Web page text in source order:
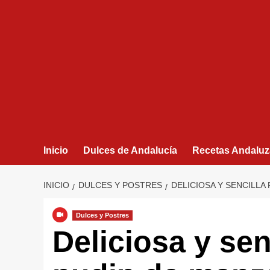
Inicio Dulces de Andalucía Recetas
INICIO DULCES Y POSTRES DELICIOSA Y SENCILLA
Dulces y Postres
Deliciosa y